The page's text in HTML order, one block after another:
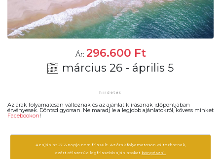
Ár: 296.600 Ft
március 26 - április 5
Az árak folyamatosan változnak és az ajánlat kiírásanak időpontjában
érvényesek. Döntsd gyorsan. Ne maradj le a legjobb ajánlatokról, kövess minket
Facebookon!
Az ajánlat 2753 napja nem frissült. Az árak folyamatosan változhatnak,
ezért célszerű a legfrissebb ajánlatokat böngészni.